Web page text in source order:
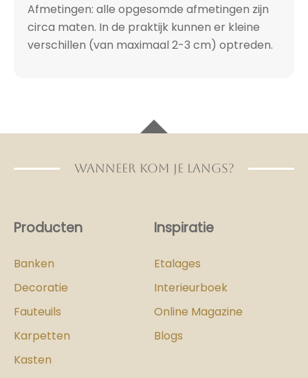
Afmetingen: alle opgesomde afmetingen zijn
circa maten. In de praktijk kunnen er kleine
verschillen (van maximaal 2-3 cm) optreden.
WANNEER KOM JE LANGS?
Producten
Banken
Decoratie
Fauteuils
Karpetten
Kasten
Inspiratie
Etalages
Interieurboek
Online Magazine
Blogs